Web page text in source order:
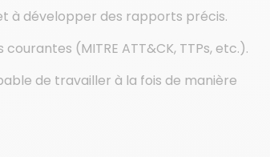
à développer des rapports précis.
(MITRE ATT&CK, TTPs, etc.).
de travailler à la fois de manière